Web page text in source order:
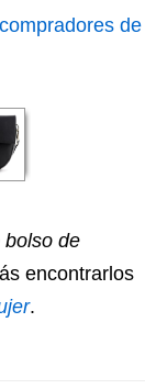
de
bolso de
encontrarlos
.